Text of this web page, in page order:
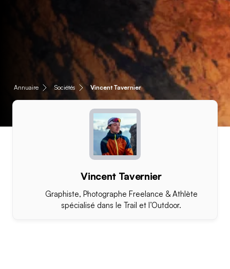
Annuaire Sociétés Vincent Tavernier
Vincent Tavernier
Graphiste, Photographe Freelance & Athlète
spécialisé dans le Trail et l’Outdoor.